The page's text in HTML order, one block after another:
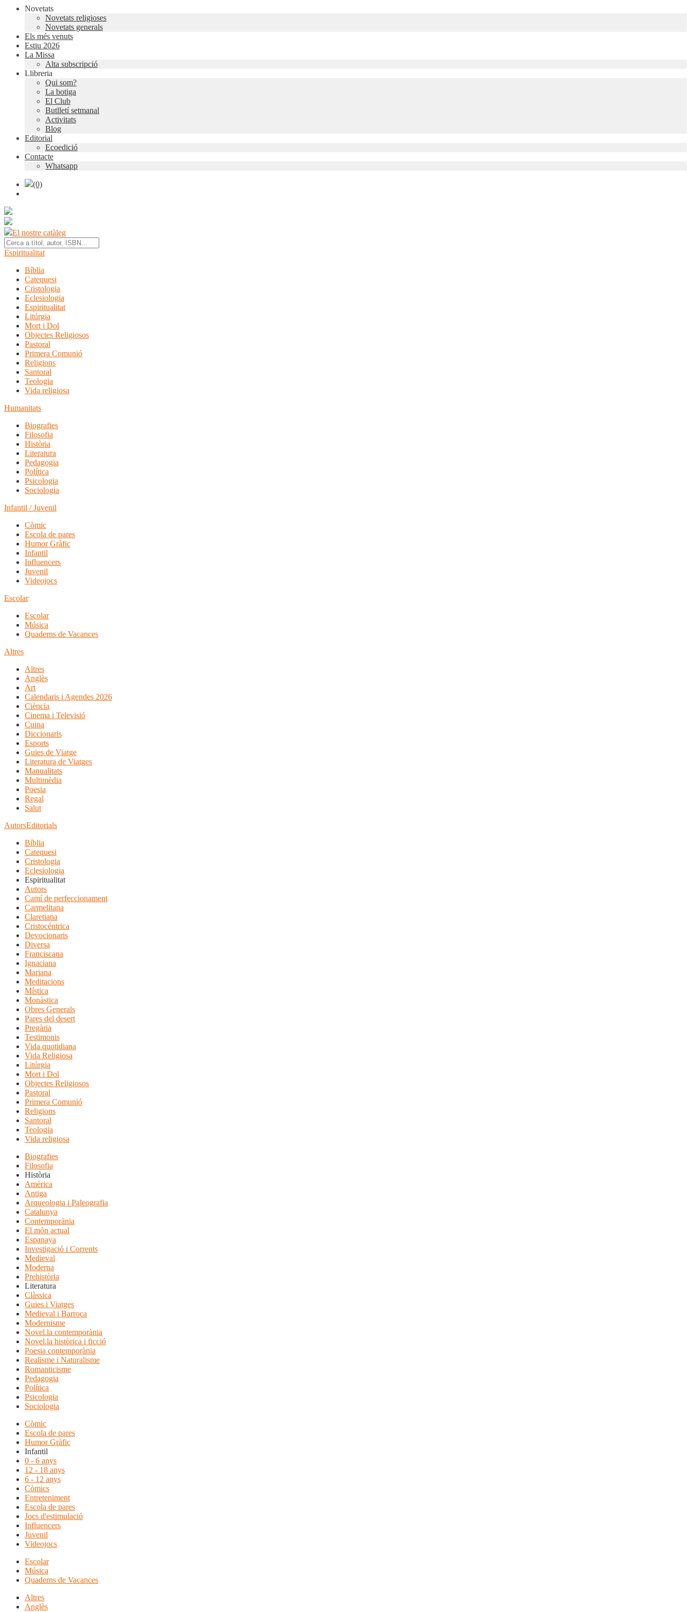
Novetats
Novetats religioses
Novetats generals
Els més venuts
Estiu 2026
La Missa
Alta subscripció
Llibreria
Qui som?
La botiga
El Club
Butlletí setmanal
Activitats
Blog
Editorial
Ecoedició
Contacte
Whatsapp
(0)
El nostre catàleg
Espiritualitat
Bíblia
Catequesi
Cristologia
Eclesiologia
Espiritualitat
Litúrgia
Mort i Dol
Objectes Religiosos
Pastoral
Primera Comunió
Religions
Santoral
Teologia
Vida religiosa
Humanitats
Biografies
Filosofia
Història
Literatura
Pedagogia
Política
Psicologia
Sociologia
Infantil / Juvenil
Còmic
Escola de pares
Humor Gràfic
Infantil
Influencers
Juvenil
Videojocs
Escolar
Escolar
Música
Quaderns de Vacances
Altres
Altres
Anglès
Art
Calendaris i Agendes 2026
Ciència
Cinema i Televisió
Cuina
Diccionaris
Esports
Guies de Viatge
Literatura de Viatges
Manualitats
Multimèdia
Poesia
Regal
Salut
AutorsEditorials
Bíblia
Catequesi
Cristologia
Eclesiologia
Espiritualitat
Autors
Camí de perfeccionament
Carmelitana
Claretiana
Cristocéntrica
Devocionaris
Diversa
Franciscana
Ignaciana
Mariana
Meditacions
Mística
Monàstica
Obres Generals
Pares del desert
Pregària
Testimonis
Vida quotidiana
Vida Religiosa
Litúrgia
Mort i Dol
Objectes Religiosos
Pastoral
Primera Comunió
Religions
Santoral
Teologia
Vida religiosa
Biografies
Filosofia
Història
Amèrica
Antiga
Arqueologia i Paleografia
Catalunya
Contemporània
El món actual
Espanaya
Investigació i Corrents
Medieval
Moderna
Prehistòria
Literatura
Clàssica
Guies i Viatges
Medieval i Barroca
Modernisme
Novel.la contemporània
Novel.la històrica i ficció
Poesia contemporània
Realisme i Naturalisme
Romanticisme
Pedagogia
Política
Psicologia
Sociologia
Còmic
Escola de pares
Humor Gràfic
Infantil
0 - 6 anys
12 - 18 anys
6 - 12 anys
Còmics
Entreteniment
Escola de pares
Jocs d'estimulació
Influencers
Juvenil
Videojocs
Escolar
Música
Quaderns de Vacances
Altres
Anglès